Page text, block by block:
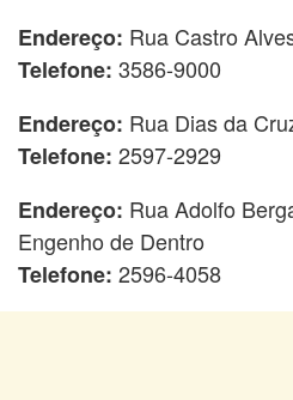
Endereço: Rua Castro
Telefone: 3586-9000
Endereço: Rua Dias da
Telefone: 2597-2929
Endereço: Rua Adolfo
Engenho de Dentro
Telefone: 2596-4058